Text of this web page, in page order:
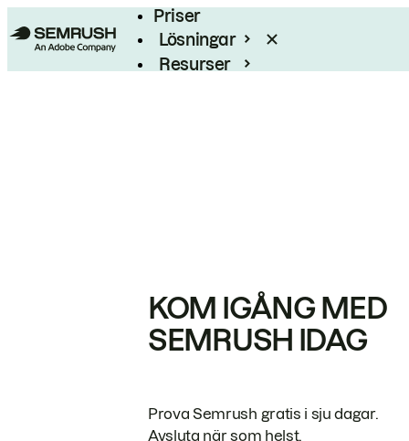
Priser
Lösningar
Resurser
KOM IGÅNG MED
SEMRUSH IDAG
Prova Semrush gratis i sju dagar.
Avsluta när som helst.